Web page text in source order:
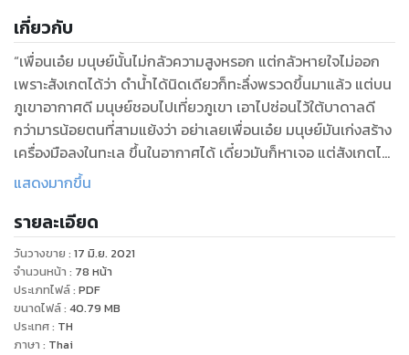
เกี่ยวกับ
“เพื่อนเอ๋ย มนุษย์นั้นไม่กลัวความสูงหรอก แต่กลัวหายใจไม่ออก
เพราะสังเกตได้ว่า ดำน้ำได้นิดเดียวก็ทะลึ่งพรวดขึ้นมาแล้ว แต่บน
ภูเขาอากาศดี มนุษย์ชอบไปเที่ยวภูเขา เอาไปซ่อนไว้ใต้บาดาลดี
กว่ามารน้อยตนที่สามแย้งว่า อย่าเลยเพื่อนเอ๋ย มนุษย์มันเก่งสร้าง
เครื่องมือลงในทะเล ขึ้นในอากาศได้ เดี๋ยวมันก็หาเจอ แต่สังเกตได้
ว่า นัยน์ตามนุษย์มองไปข้างนอก หูก็ชอบฟังเสียงข้างนอก ชอบไป
หาไม่เจอแน่ ๆ เพราะว่ามนุษย์ชอบหาความผิดของคนอื่น ไม่ชอบ
ขัดใจตัวเอง ไม่ชอบดูจิตใจของตัวเอง"
รอยยิ้มก่อนนอนที่ตาหลานสนทนากันผ่านนิทาน เรื่องสั้น คำคม
ปรัชญา ธรรม เพื่อปลูกฝังให้หลานคิดดี ทำดี พูดดี มีแรงบันใจใน
แสดงมากขึ้น
รายละเอียด
วันวางขาย : 17 มิ.ย. 2021
จำนวนหน้า : 78 หน้า
ประเภทไฟล์: PDF
ขนาดไฟล์: 40.79 MB
ประเทศ: TH
ภาษา : Thai